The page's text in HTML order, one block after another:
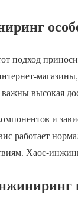
подход
высокая
и
работает
Хаос-